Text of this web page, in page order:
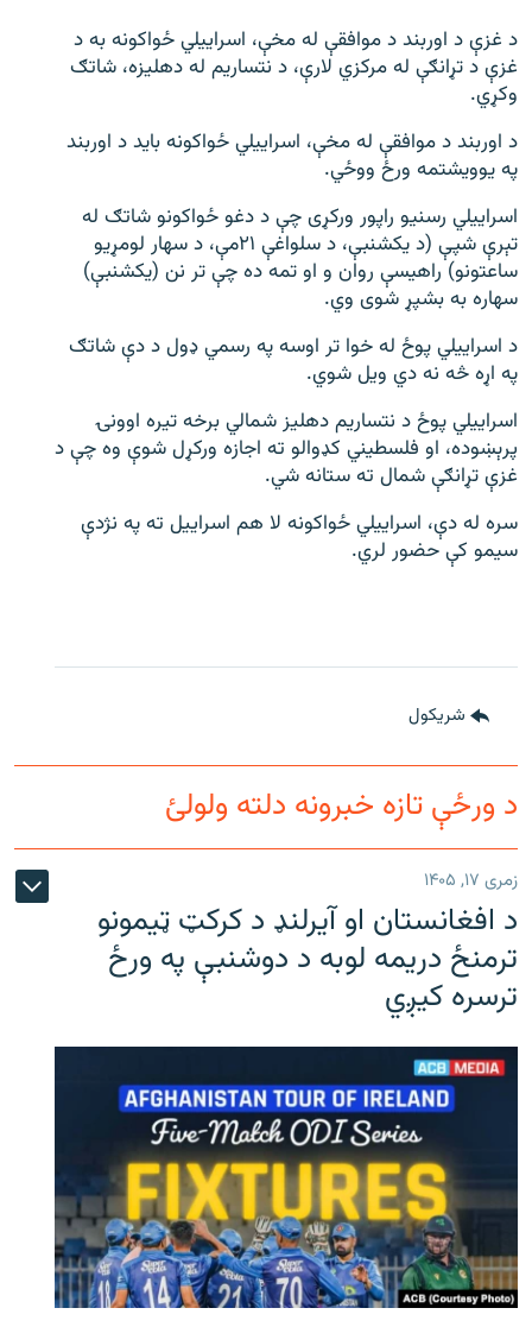
Azadi English
راسره ملګري شئ
د ازادې اروپا/ ازادي راډيو ټولې پاڼې
د غزې د اوربند د موافقې له مخې، اسراییلي ځواکونه به د
غزې د تړانګې له مرکزي لارې، د نتساریم له دهلیزه، شاتګ
وکړي.
د اوربند د موافقې له مخې، اسراییلي ځواکونه باید د اوربند
په یوویشتمه ورځ ووځي.
اسراییلي رسنیو راپور ورکړی چې د دغو ځواکونو شاتګ له
تېرې شپې (د یکشنبې، د سلواغې ۲۱مې، د سهار لومړیو
ساعتونو) راهیسې روان و او تمه ده چې تر نن (یکشنبې)
سهاره به بشپړ شوی وي.
د اسراییلي پوځ له خوا تر اوسه په رسمي ډول د دې شاتګ
په اړه څه نه دي ویل شوي.
اسراییلي پوځ د نتساریم دهلیز شمالي برخه تیره اوونۍ
پرېښوده، او فلسطیني کډوالو ته اجازه ورکړل شوې وه چې د
غزې تړانګې شمال ته ستانه شي.
سره له دې، اسراییلي ځواکونه لا هم اسراییل ته په نژدې
سیمو کې حضور لري.
شريکول
د ورځې تازه خبرونه دلته ولولئ
زمری ۱۷, ۱۴۰۵
د افغانستان او آیرلنډ د کرکټ ټیمونو
ترمنځ دریمه لوبه د دوشنبې په ورځ
ترسره کیږي